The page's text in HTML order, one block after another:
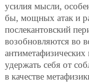
усилия мысли,
бы, мощных атак и
послекантовский
возобновляются во
удержать себя от
в качестве